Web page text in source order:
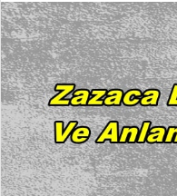
e
-
p
o
s
t
a
g
ö